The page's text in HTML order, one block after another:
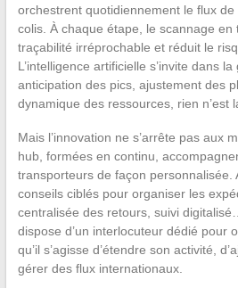
orchestrent quotidiennement le flux
colis. À chaque étape, le scannage en
traçabilité irréprochable et réduit le
L’intelligence artificielle s’invite dans
anticipation des pics, ajustement des
dynamique des ressources, rien n’est
Mais l’innovation ne s’arrête pas aux
hub, formées en continu,
transporteurs de façon personnalisée.
conseils ciblés pour organiser les
centralisée des retours, suivi
dispose d’un interlocuteur dédié pour
qu’il s’agisse d’étendre son activité,
gérer des flux internationaux.